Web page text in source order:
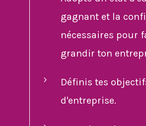
gagnant et la
nécessaires pour
grandir ton
Définis tes
d'entreprise.